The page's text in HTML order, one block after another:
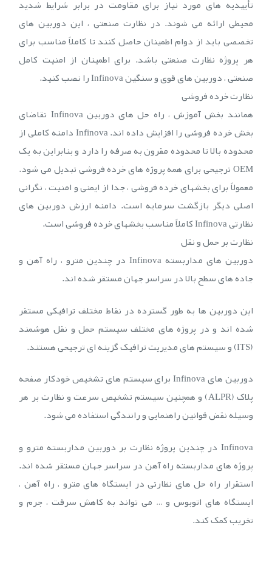
تأییدیه های مورد نیاز برای مقاومت در برابر شرایط شدید
محیطی ارائه می شوند. در نظارت صنعتی ، این دوربین های
تخصصی باید از دوام اطمینان حاصل کنند تا کاملاً مناسب برای
هر پروژه نظارت صنعتی باشد. برای اطمینان از امنیت کامل
صنعتی ، دوربین های قوی و سنگین Infinova را نصب کنید.
نظارت خرده فروشی
همانند بخش آموزش ، راه حل های دوربین Infinova تقاضای
بخش خرده فروشی را افزایش داده اند. Infinova دامنه کاملی از
محدوده بالا تا محدوده مقرون به صرفه را دارد و بنابراین به یک
OEM ترجیحی برای همه پروژه های خرده فروشی تبدیل می شود.
معمولاً برای بخشهای خرده فروشی ، جدا از ایمنی و امنیت ، نگرانی
اصلی دیگر بازگشت سرمایه است. دامنه ارزش دوربین های
نظارتی Infinova کاملاً مناسب بخشهای خرده فروشی است.
نظارت بر حمل و نقل
دوربین های مداربسته Infinova در چندین مترو ، راه آهن و
جاده های سطح بالا در سراسر جهان مستقر شده اند.
این دوربین ها به طور گسترده در نقاط مختلف ترافیکی مستقر
شده اند و در پروژه های مختلف سیستم حمل و نقل هوشمند
(ITS) و سیستم های مدیریت ترافیک گزینه ای ترجیحی هستند.
دوربین های Infinova برای سیستم های تشخیص خودکار صفحه
پلاک (ALPR) و همچنین سیستم تشخیص سرعت و نظارت بر هر
وسیله نقض قوانین راهنمایی و رانندگی استفاده می شود.
Infinova در چندین پروژه نظارت بر دوربین مداربسته مترو و
پروژه های مداربسته راه آهن در سراسر جهان مستقر شده اند.
استقرار راه حل های نظارتی در ایستگاه های مترو ، راه آهن ،
ایستگاه های اتوبوس و … می تواند به کاهش سرقت ، جرم و
تخریب کمک کند.